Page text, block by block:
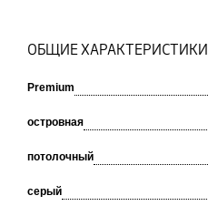
ОБЩИЕ ХАРАКТЕРИСТИКИ
Premium
островная
потолочный
серый